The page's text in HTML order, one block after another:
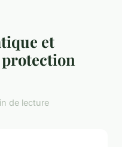
et
de lecture